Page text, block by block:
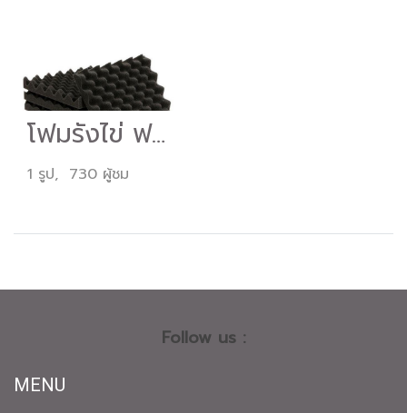
โฟมรังไข่ ฟองน้ำรังไข่
1 รูป, 730 ผู้ชม
Follow us :
MENU